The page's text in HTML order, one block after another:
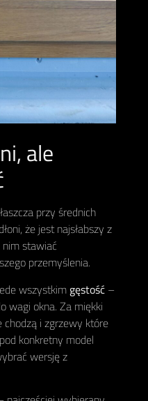
ale
przy średnich
że jest najsłabszy z
nim stawiać
przemyślenia.
wszystkim gęstość–
wagi okna. Za miękki
chodzą i zgrzewy które
konkretny model
wersję z